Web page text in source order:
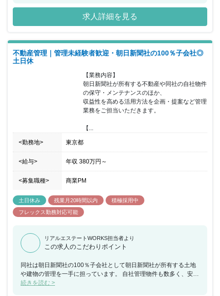
くりや、人事課題の解決にともに向かってくれるメンバーを募集す
ることとなりました。配属先のエンプロイーリレーションズ部は、
「成長を加速させるプロフェッショナル集団として、”人財”という
いくチームです。一つの分野に限らず、様々な領域（採用・育成・
人材開発・制度構築など）を経験し、人事キャリアを最大化するこ
とができます。同社の経営層と一体となって、会社の経営課題・戦
求人詳細を見る
不動産管理｜管理未経験者歓迎・朝日新聞社の100％子会社◎
土日休
【業務内容】
朝日新聞社が所有する不動産や同社の自社物件
の保守・メンテナンスのほか、
収益性を高める活用方法を企画・提案など管理
業務をご担当いただきます。
【...
<勤務地> 東京都
<給与> 年収 380万円 ～
<募集職種> 商業PM
土日休み 残業月20時間以内
積極採用中
フレックス勤務対応可能
リアルエステートWORKS担当者より
この求人のこだわりポイント
同社は朝日新聞社の100％子会社として朝日新聞社が所有する土地
や建物の管理を一手に担っています。 自社管理物件も数多く、安定
した事業基盤を築いてきました。 そんな同社で、不動産の保守管理
続きを読む >